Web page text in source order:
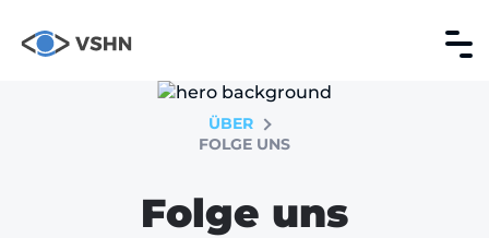
ÜBER
FOLGE UNS
Folge uns